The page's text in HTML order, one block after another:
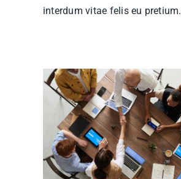
interdum vitae felis eu pretium.